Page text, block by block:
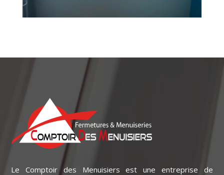
Le Comptoir des Menuisiers est une entreprise de